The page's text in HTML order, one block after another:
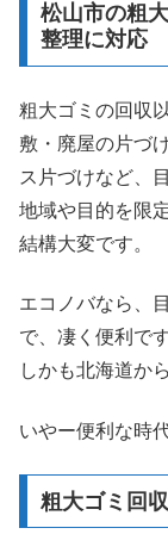
松山市の粗
整理に対応
粗大ゴミの回収
敷・廃屋の片づ
ス片づけなど、
地域や目的を限
結構大変です。
エコノバなら、
で、凄く便利です
しかも北海道か
いやー便利な時
粗大ゴミ回